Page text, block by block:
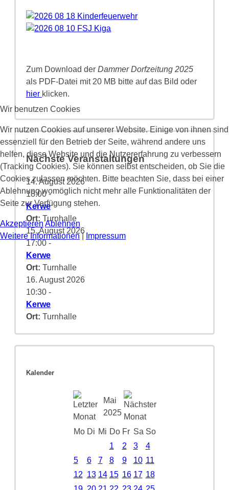
Zum Download der Dammer Dorfzeitung 2025
als PDF-Datei mit 20 MB bitte auf das Bild oder
hier klicken.
Nächste Veranstaltungen
14. August 2026
18:00-
Kerwe
Ort: Turnhalle
15. August 2026
17:00 -
Kerwe
Ort: Turnhalle
16. August 2026
10:30 -
Kerwe
Ort: Turnhalle
Kalender
Mai
2025
Mo Di Mi Do Fr Sa So
1
2 3
4
5
6 7 8 9 10 11
12 13 14 15 16 17 18
Wir benutzen Cookies
Wir nutzen Cookies auf unserer Website. Einige von ihnen sind
essenziell für den Betrieb der Seite, während andere uns
helfen, diese Website und die Nutzererfahrung zu verbessern
(Tracking Cookies). Sie können selbst entscheiden, ob Sie die
Cookies zulassen möchten. Bitte beachten Sie, dass bei einer
Ablehnung womöglich nicht mehr alle Funktionalitäten der
Seite zur Verfügung stehen.
Akzeptieren Ablehnen
Weitere Informationen| Impressum